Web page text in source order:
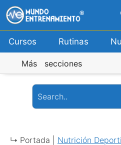
Saltar
al
contenido
Cursos Rutinas
Más secciones
↳ Portada | Nutrición